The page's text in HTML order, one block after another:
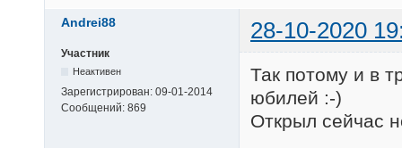
Andrei88 28-10-2020
Участник
Неактивен
Зарегистрирован: 09-01-2014
Сообщений: 869
Так потому и в
юбилей :-)
Открыл сейчас